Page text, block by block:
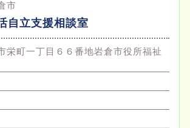
市
自立支援相談室
栄町一丁目６６番地岩倉市役所福祉